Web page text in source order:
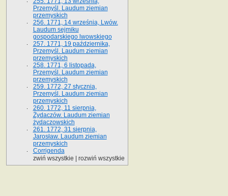
Przemyśl. Laudum ziemian
przemyskich
256. 1771, 14 września, Lwów.
Laudum sejmiku
gospodarskiego lwowskiego
257. 1771, 19 października,
Przemyśl. Laudum ziemian
przemyskich
258. 1771, 6 listopada,
Przemyśl. Laudum ziemian
przemyskich
259. 1772, 27 stycznia,
Przemyśl. Laudum ziemian
przemyskich
260. 1772, 11 sierpnia,
Żydaczów. Laudum ziemian
żydaczowskich
261. 1772, 31 sierpnia,
Jarosław. Laudum ziemian
przemyskich
Corrigenda
zwiń wszystkie
rozwiń wszystkie